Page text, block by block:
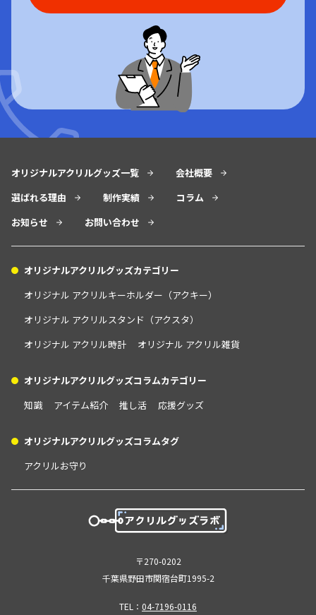
オリジナルアクリルグッズ一覧
会社概要
選ばれる理由
制作実績
コラム
お知らせ
お問い合わせ
オリジナルアクリルグッズカテゴリー
オリジナル アクリルキーホルダー（アクキー）
オリジナル アクリルスタンド（アクスタ）
オリジナル アクリル時計
オリジナル アクリル雑貨
オリジナルアクリルグッズコラムカテゴリー
知識
アイテム紹介 推し活 応援グッズ
オリジナルアクリルグッズコラムタグ
アクリルお守り
〒270-0202
千葉県野田市関宿台町1995-2
TEL： 04-7196-0116